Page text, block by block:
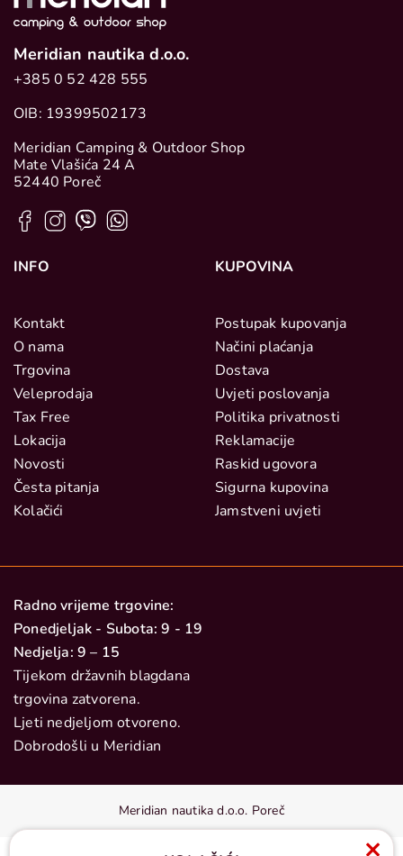
Meridian nautika d.o.o.
+385 0 52 428 555
OIB: 19399502173
Meridian Camping & Outdoor Shop
Mate Vlašića 24 A
52440 Poreč
INFO
Kontakt
O nama
Trgovina
Veleprodaja
Tax Free
Lokacija
Novosti
Česta pitanja
Kolačići
KUPOVINA
Postupak kupovanja
Načini plaćanja
Dostava
Uvjeti poslovanja
Politika privatnosti
Reklamacije
Raskid ugovora
Sigurna kupovina
Jamstveni uvjeti
Radno vrijeme trgovine:
Ponedjeljak - Subota: 9 - 19
Nedjelja: 9 – 15
Tijekom državnih blagdana
trgovina zatvorena.
Ljeti nedjeljom otvoreno.
Dobrodošli u Meridian
Meridian nautika d.o.o. Poreč